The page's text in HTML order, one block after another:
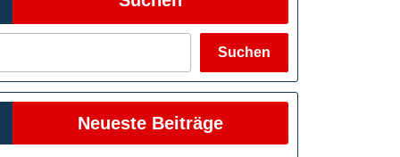
Suchen
Neueste Beiträge